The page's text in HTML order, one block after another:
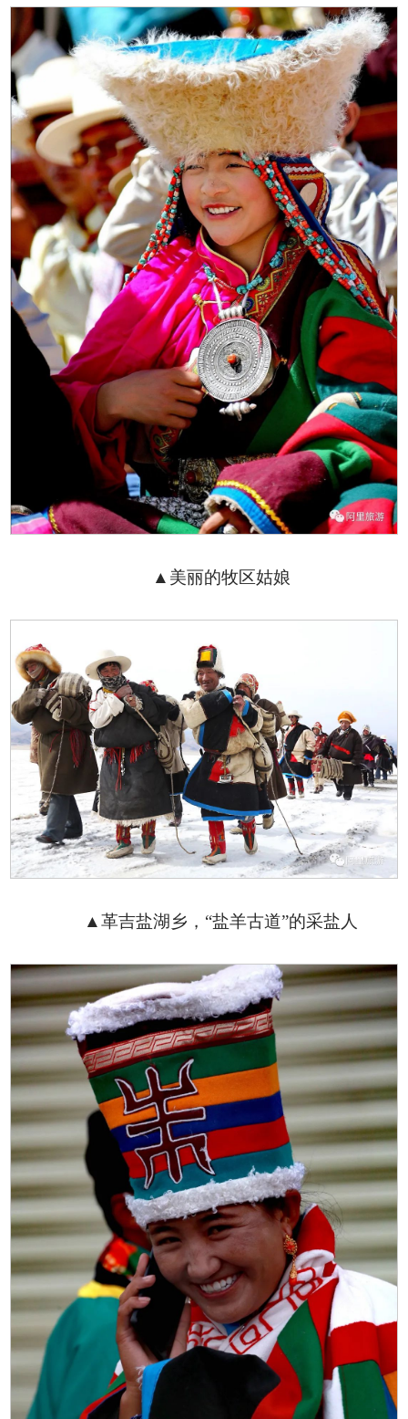
▲美丽的牧区姑娘
▲革吉盐湖乡，“盐羊古道”的采盐人